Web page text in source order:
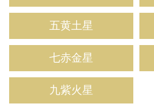
五黄土星
七赤金星
九紫火星